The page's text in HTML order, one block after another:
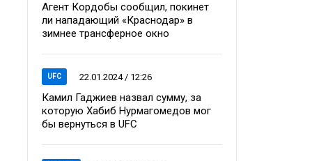
Агент Кордобы сообщил, покинет
ли нападающий «Краснодар» в
зимнее трансферное окно
UFC 22.01.2024 / 12:26
Камил Гаджиев назвал сумму, за
которую Хабиб Нурмагомедов мог
бы вернуться в UFC